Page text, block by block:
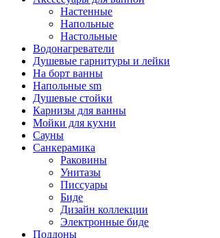
Настенные
Напольные
Настольные
Водонагреватели
Душевые гарнитуры и лейки
На борт ванны
Напольные sm
Душевые стойки
Карнизы для ванны
Мойки для кухни
Сауны
Санкерамика
Раковины
Унитазы
Писсуары
Биде
Дизайн коллекции
Электронные биде
Поддоны